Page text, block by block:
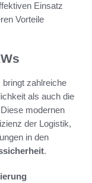
Einsatz
Vorteile
zahlreiche
als auch die
modernen
der Logistik,
in den
.